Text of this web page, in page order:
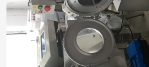
สินค้า
รายการ